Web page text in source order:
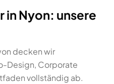
Nyon: unsere
decken wir
Design, Corporate
vollständig ab.